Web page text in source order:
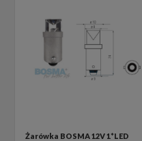
Żarówka BOSMA 12V 1*LED